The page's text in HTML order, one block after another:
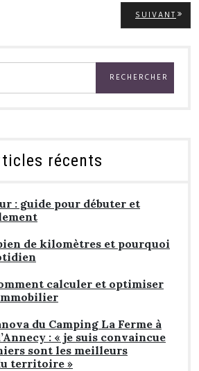
SUIVANT
récents
: guide pour débuter et
de kilomètres et pourquoi
calculer et optimiser
du Camping La Ferme à
: « je suis convaincue
sont les meilleurs
territoire »